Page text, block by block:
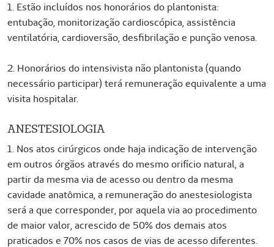
1. Estão incluídos nos honorários do plantonista:
entubação, monitorização cardioscópica, assistência
ventilatória, cardioversão, desfibrilação e punção venosa.
2. Honorários do intensivista não plantonista (quando
necessário participar) terá remuneração equivalente a uma
visita hospitalar.
ANESTESIOLOGIA
1. Nos atos cirúrgicos onde haja indicação de intervenção
em outros órgãos através do mesmo orifício natural, a
partir da mesma via de acesso ou dentro da mesma
cavidade anatômica, a remuneração do anestesiologista
será a que corresponder, por aquela via ao procedimento
de maior valor, acrescido de 50% dos demais atos
praticados e 70% nos casos de vias de acesso diferentes.